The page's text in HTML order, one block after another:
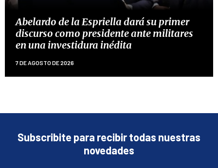
Abelardo de la Espriella dará su primer
discurso como presidente ante militares
en una investidura inédita
7 DE AGOSTO DE 2026
Subscribite para recibir todas nuestras
novedades